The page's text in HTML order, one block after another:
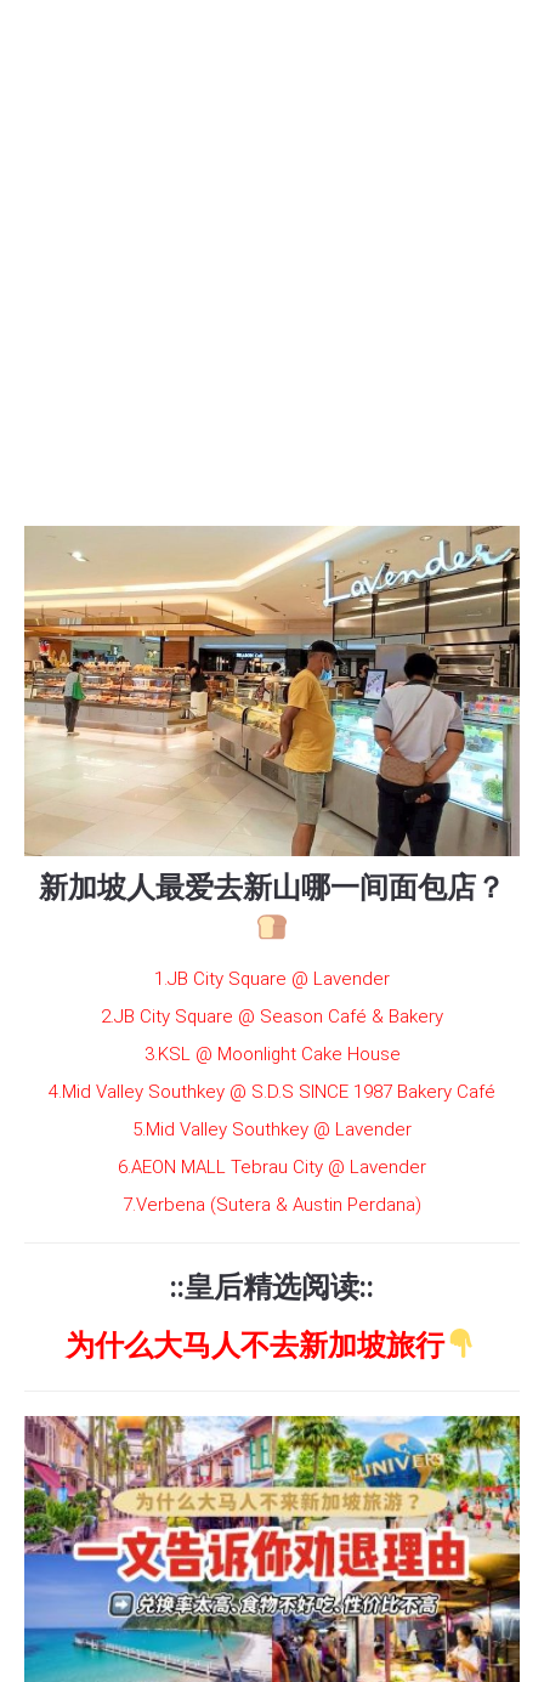
新加坡人最爱去新山哪一间面包店？
1.JB City Square @ Lavender
2.JB City Square @ Season Café & Bakery
3.KSL @ Moonlight Cake House
4.Mid Valley Southkey @ S.D.S SINCE 1987 Bakery Café
5.Mid Valley Southkey @ Lavender
6.AEON MALL Tebrau City @ Lavender
7.Verbena (Sutera & Austin Perdana)
::皇后精选阅读::
为什么大马人不去新加坡旅行